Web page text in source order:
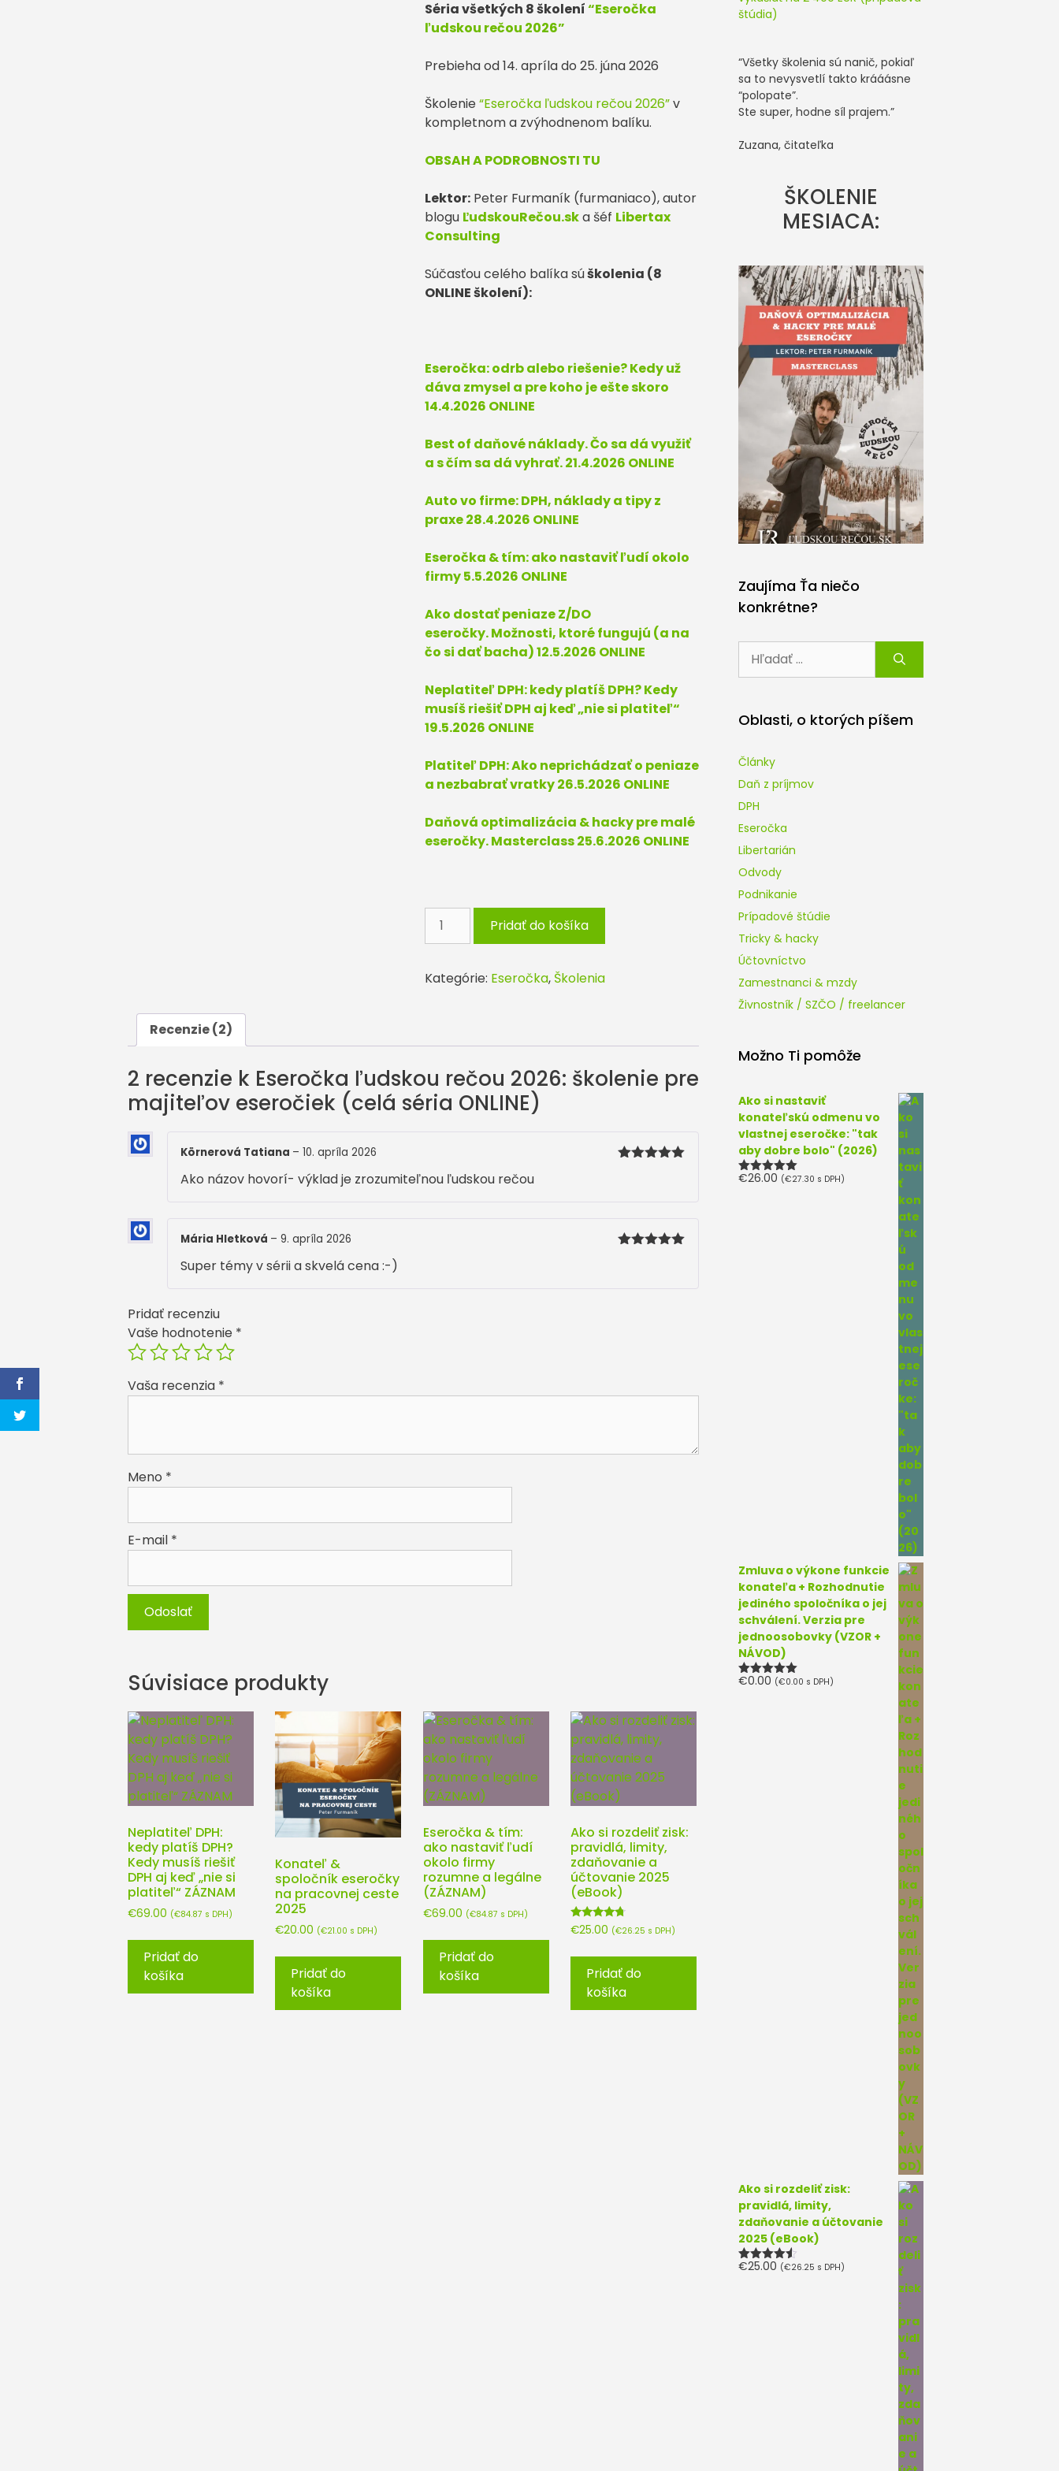
Séria všetkých 8 školení“Eseročka
ľudskou rečou 2026”
Prebieha od 14. apríla do 25. júna 2026
Školenie “Eseročka ľudskou rečou 2026”v
kompletnom a zvýhodnenom balíku.
OBSAH A PODROBNOSTI TU
Lektor: Peter Furmaník (furmaniaco), autor
blogu ĽudskouRečou.ska šéf Libertax
Consulting
Súčasťou celého balíka súškolenia (8
ONLINE školení):
Eseročka: odrb alebo riešenie? Kedy už
dáva zmysel a pre koho je ešte skoro
14.4.2026 ONLINE
Best of daňové náklady. Čo sa dá využiť
a s čím sa dá vyhrať. 21.4.2026 ONLINE
Auto vo firme: DPH, náklady a tipy z
praxe 28.4.2026 ONLINE
Eseročka & tím:ako nastaviť ľudí okolo
firmy 5.5.2026 ONLINE
Ako dostať peniaze Z/DO
eseročky. Možnosti, ktoré fungujú (a na
čo si dať bacha) 12.5.2026 ONLINE
Neplatiteľ DPH: kedy platíš DPH? Kedy
musíš riešiť DPH aj keď „nie si platiteľ“
19.5.2026 ONLINE
Platiteľ DPH: Ako neprichádzať o peniaze
a nezbabrať vratky 26.5.2026 ONLINE
Daňová optimalizácia & hacky pre malé
eseročky. Masterclass 25.6.2026 ONLINE
množstvo
Eseročka
rečou
2026:
majiteľov
eseročiek
(celá
séria
Pridať do košíka
Kategórie: Eseročka, Školenia
Recenzie (2)
2 recenzie k Eseročka ľudskou rečou 2026: školenie pre
majiteľov eseročiek (celá séria ONLINE)
Körnerová Tatiana – 10. apríla 2026
Ako názov hovorí- výklad je zrozumiteľnou ľudskou rečou
Mária Hletková – 9. apríla 2026
Super témy v sérii a skvelá cena :-)
Pridať recenziu
Vaše hodnotenie *
Vaša recenzia *
Meno *
E-mail *
Súvisiace produkty
Neplatiteľ DPH:
kedy platíš DPH?
Kedy musíš riešiť
DPH aj keď „nie si
platiteľ“ ZÁZNAM
€69.00 (€84.87 s DPH)
Pridať do
košíka
Konateľ &
spoločník eseročky
na pracovnej ceste
2025
€20.00 (€21.00 s DPH)
Pridať do
košíka
Eseročka & tím:
ako nastaviť ľudí
okolo firmy
rozumne a legálne
(ZÁZNAM)
€69.00 (€84.87 s DPH)
Pridať do
košíka
Ako si rozdeliť zisk:
pravidlá, limity,
zdaňovanie a
účtovanie 2025
(eBook)
Hodnotenie
4.50
€25.00 (€26.25 s DPH)
Pridať do
košíka
štúdia)
“Všetky školenia sú nanič, pokiaľ
sa to nevysvetlí takto krááásne
“polopate”.
Ste super, hodne síl prajem.”
Zuzana, čitateľka
ŠKOLENIE
MESIACA:
Zaujíma Ťa niečo
konkrétne?
Oblasti, o ktorých píšem
Články
Daň z príjmov
DPH
Eseročka
Libertarián
Odvody
Podnikanie
Prípadové štúdie
Tricky & hacky
Účtovníctvo
Zamestnanci & mzdy
Živnostník / SZČO / freelancer
Možno Ti pomôže
Ako si nastaviť
konateľskú odmenu vo
vlastnej eseročke: "tak
aby dobre bolo" (2026)
Hodnotenie
€26.00 (€27.30 s DPH)
Zmluva o výkone funkcie
konateľa + Rozhodnutie
jediného spoločníka o jej
schválení. Verzia pre
jednoosobovky (VZOR +
NÁVOD)
Hodnotenie
€0.00 (€0.00 s DPH)
Ako si rozdeliť zisk:
pravidlá, limity,
zdaňovanie a účtovanie
2025 (eBook)
Hodnotenie
€25.00 (€26.25 s DPH)